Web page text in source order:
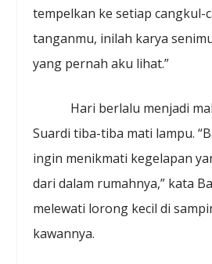
tempelkan ke setiap cangkul-
tanganmu, inilah karya
yang pernah aku lihat.”
Hari berlalu menjadi
Suardi tiba-tiba mati lampu.
ingin menikmati kegelapan
dari dalam rumahnya,” kata
melewati lorong kecil di
kawannya.